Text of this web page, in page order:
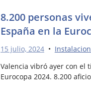
8.200 personas
España en la
15 julio, 2024•
Valencia vibró ayer con el
Eurocopa 2024. 8.200